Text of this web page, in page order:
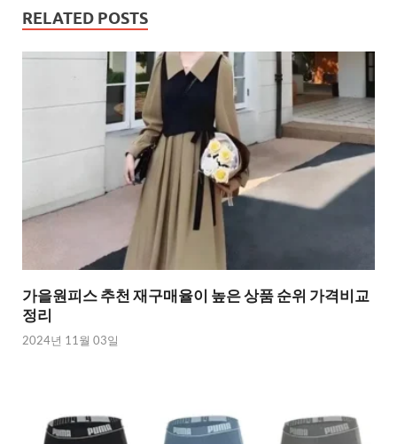
RELATED POSTS
가을원피스 추천 재구매율이 높은 상품 순위 가격비교
정리
2024년 11월 03일